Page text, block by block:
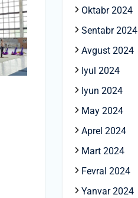
Oktabr 2024
Sentabr 2024
Avgust 2024
Iyul 2024
Iyun 2024
May 2024
Aprel 2024
Mart 2024
Fevral 2024
Yanvar 2024